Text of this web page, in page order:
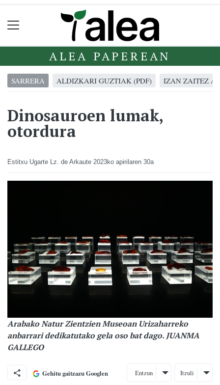
ALEA PAPEREAN
SARRERA ALDIZKARI GUZTIAK (PDF) IZAN ZAITEZ
Dinosauroen lumak,
otordura
Estitxu Ugarte Lz. de Arkaute 2023ko apirilaren 30a
Arabako Natur Zientzien Museoan Urizaharreko
anbarrari dedikatutako gela oso bat dago. JUANMA
GALLEGO
Gehitu gaitzazu Googlen Entzun Itzuli